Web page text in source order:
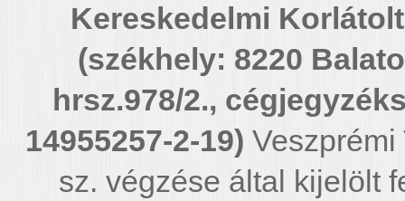
Kereskedelmi
(székhely: 8220
hrsz.978/2.,
14955257-2-19)
sz. végzése által kijelölt